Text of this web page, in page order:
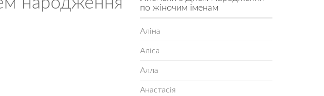
по жіночим іменам
Аліна
Аліса
Алла
Анастасія